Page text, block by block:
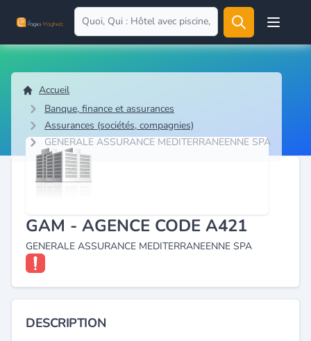
Open
Accueil
Banque, finance et assurances
Assurances (sociétés, compagnies)
GENERALE ASSURANCE MEDITERRANEENNE SPA
GAM - AGENCE CODE A421
GENERALE ASSURANCE MEDITERRANEENNE SPA
DESCRIPTION